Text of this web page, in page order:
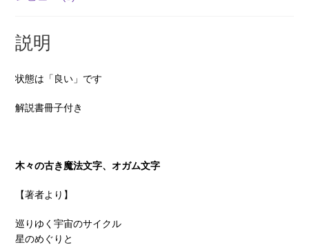
説明
状態は「良い」です
解説書冊子付き
木々の古き魔法文字、オガム文字
【著者より】
巡りゆく宇宙のサイクル
星のめぐりと